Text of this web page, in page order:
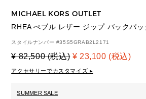
MICHAEL KORS OUTLET
RHEA ぺブル レザー ジップ バックパ
スタイルナンバー #35S5GRAB2L2171
¥ 82,500 (税込) ¥ 23,100 (税込)
アクセサリーでカスタマイズ ▸
SUMMER SALE